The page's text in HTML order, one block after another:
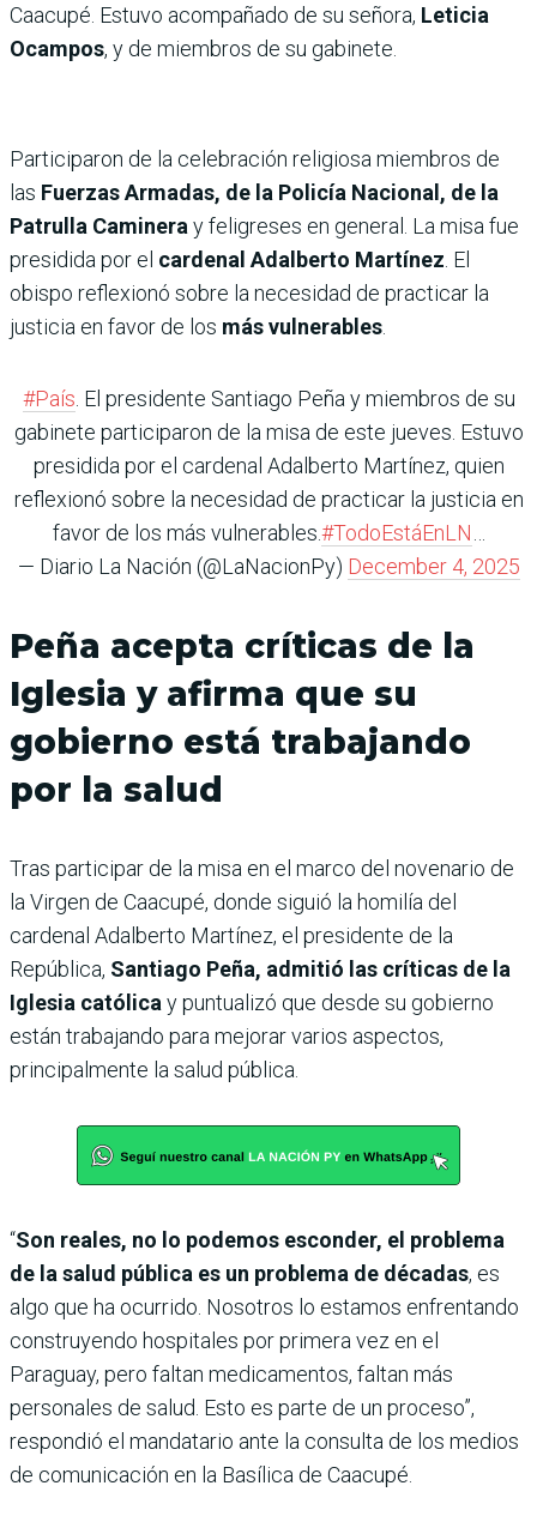
Caacupé. Estuvo acompañado de su señora, Leticia
Ocampos, y de miembros de su gabinete.
Participaron de la celebración religiosa miembros de
las Fuerzas Armadas, de la Policía Nacional, de la
Patrulla Caminera y feligreses en general. La misa fue
presidida por el cardenal Adalberto Martínez . El
obispo reflexionó sobre la necesidad de practicar la
justicia en favor de los más vulnerables
#País . El presidente Santiago Peña y miembros de su
gabinete participaron de la misa de este jueves. Estuvo
presidida por el cardenal Adalberto Martínez, quien
reflexionó sobre la necesidad de practicar la justicia en
favor de los más vulnerables.#TodoEstáEnLN
— Diario La Nación (@LaNacionPy) December 4, 2025
Peña acepta críticas de la
Iglesia y afirma que su
gobierno está trabajando
por la salud
Tras participar de la misa en el marco del novenario de
la Virgen de Caacupé, donde siguió la homilía del
cardenal Adalberto Martínez, el presidente de la
República, Santiago Peña, admitió las críticas de la
Iglesia católica y puntualizó que desde su gobierno
están trabajando para mejorar varios aspectos,
principalmente la salud pública.
“Son reales, no lo podemos esconder, el problema
de la salud pública es un problema de décadas, es
algo que ha ocurrido. Nosotros lo estamos enfrentando
construyendo hospitales por primera vez en el
Paraguay, pero faltan medicamentos, faltan más
personales de salud. Esto es parte de un proceso”,
respondió el mandatario ante la consulta de los medios
de comunicación en la Basílica de Caacupé.